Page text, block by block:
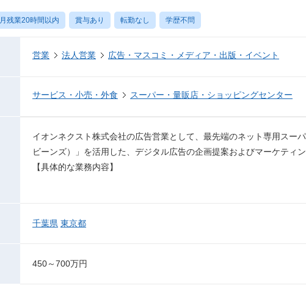
月残業20時間以内 賞与あり 転勤なし 学歴不問
営業 法人営業 広告・マスコミ・メディア・出版・イベント
サービス・小売・外食 スーパー・量販店・ショッピングセンター
イオンネクスト株式会社の広告営業として、最先端のネット専用スー
ビーンズ）」を活用した、デジタル広告の企画提案およびマーケティ
【具体的な業務内容】
千葉県 東京都
450～700万円